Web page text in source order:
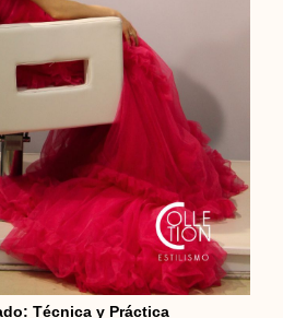
Técnica y Práctica